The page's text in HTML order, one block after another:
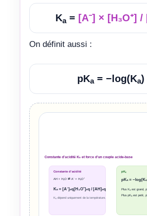
Ka= [A⁻] × [H₃O⁺] /
On définit aussi :
pKa = −log(Ka)
Constante d’acidité Kₐ et force d’un couple acide-base
Constante d’acidité
AH + H₂O ⇄ A⁻ + H₃O⁺
Kₐ = [A⁻]ₑq[H₃O⁺]ₑq / [AH]ₑq
Kₐ dépend uniquement de la température.
pKₐ
pKₐ =
Plus Kₐ est grand,
Plus pKₐ est petit,